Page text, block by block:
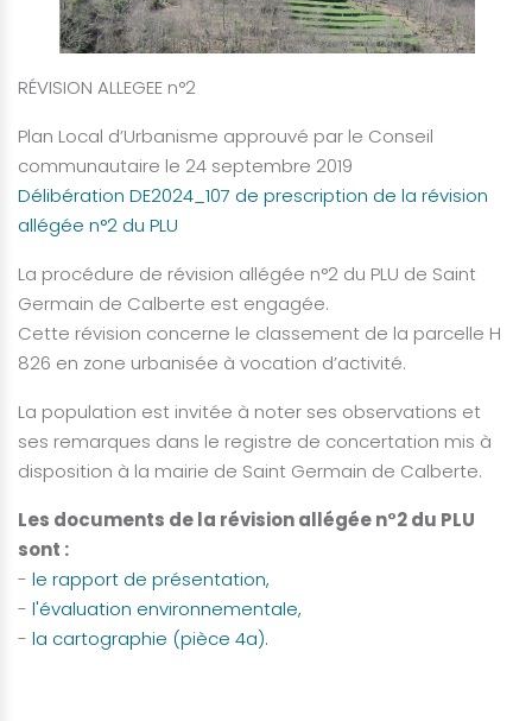
RÉVISION ALLEGEE n°2
Plan Local d’Urbanisme approuvé par le Conseil
communautaire le 24 septembre 2019
Délibération DE2024_107 de prescription de la révision
allégée n°2 du PLU
La procédure de révision allégée n°2 du PLU de Saint
Germain de Calberte est engagée.
Cette révision concerne le classement de la parcelle H
826 en zone urbanisée à vocation d’activité.
La population est invitée à noter ses observations et
ses remarques dans le registre de concertation mis à
disposition à la mairie de Saint Germain de Calberte.
Les documents de la révision allégée n°2 du PLU
sont :
- le rapport de présentation,
- l'évaluation environnementale,
- la cartographie (pièce 4a).